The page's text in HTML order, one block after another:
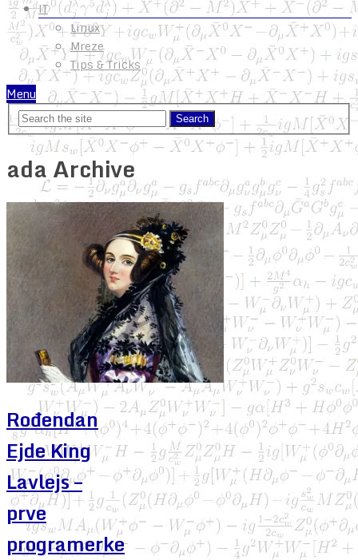
IT
Linux
Mreze
Tips & Tricks
Menu
ada Archive
Rođendan
Ejde King
Lavlejs –
prve
programerke